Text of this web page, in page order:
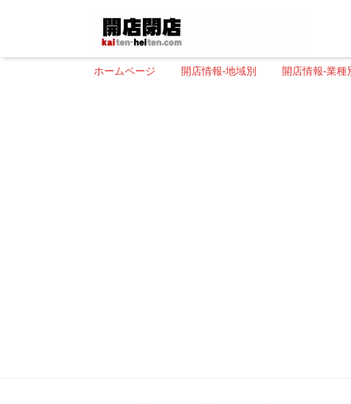
ホームページ 開店情報-地域別 開店情報-業種